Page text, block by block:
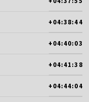
+04:38:44
+04:40:03
+04:41:38
+04:44:04